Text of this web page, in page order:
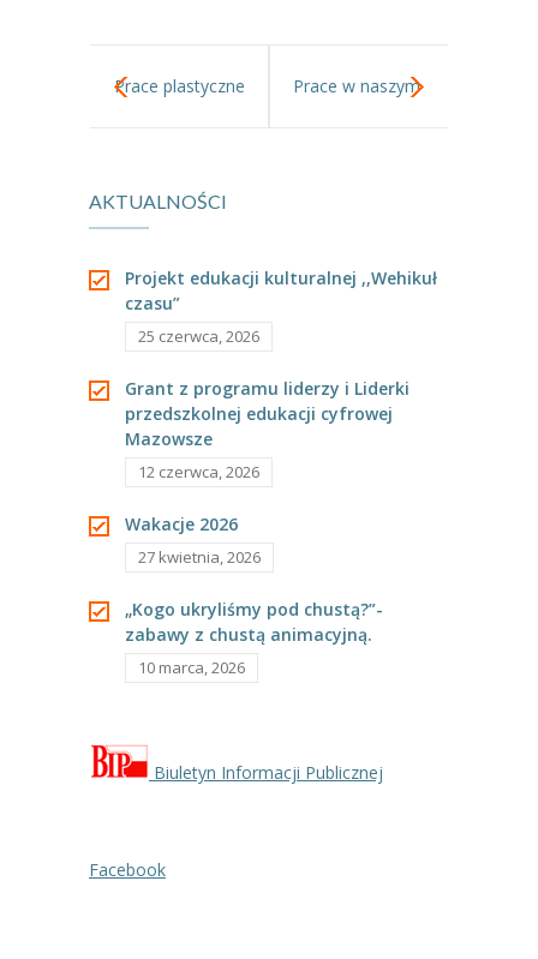
Prace plastyczne Prace w naszym
AKTUALNOŚCI
Projekt edukacji kulturalnej ,,Wehikuł
czasu”
25 czerwca, 2026
Grant z programu liderzy i Liderki
przedszkolnej edukacji cyfrowej
Mazowsze
12 czerwca, 2026
Wakacje 2026
27 kwietnia, 2026
„Kogo ukryliśmy pod chustą?”-
zabawy z chustą animacyjną.
10 marca, 2026
Biuletyn Informacji Publicznej
Facebook